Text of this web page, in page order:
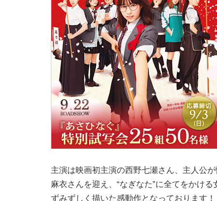
主演は映画初主演の西野七瀬さん、主人公
麻衣さんを迎え、“なぎなた”に全てをかけ
ずみずしく描いた感動作となっております！